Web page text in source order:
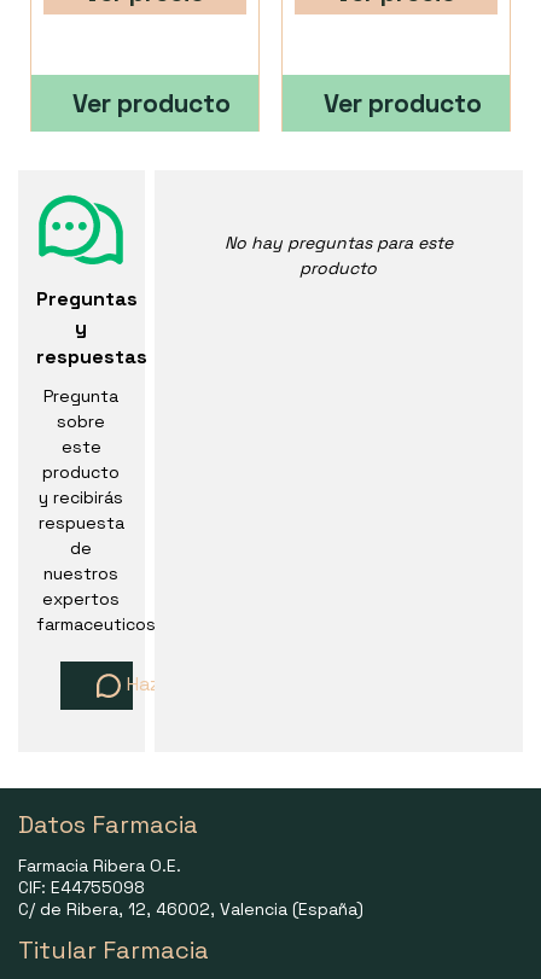
Ver producto Ver producto
Preguntas
y
respuestas
Pregunta
sobre
este
producto
y recibirás
respuesta
de
nuestros
expertos
farmaceuticos
Haz una pregunta
No hay preguntas para este
producto
Datos Farmacia
Farmacia Ribera O.E.
CIF: E44755098
C/ de Ribera, 12, 46002, Valencia (España)
Titular Farmacia